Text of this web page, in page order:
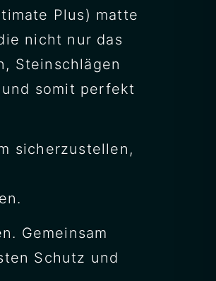
Plus) matte
nicht nur das
Steinschlägen
somit perfekt
sicherzustellen,
Gemeinsam
Schutz und